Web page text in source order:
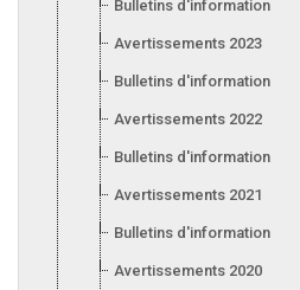
Bulletins d'information 2024
Avertissements 2023
Bulletins d'information 2023
Avertissements 2022
Bulletins d'information 2022
Avertissements 2021
Bulletins d'information 2021
Avertissements 2020